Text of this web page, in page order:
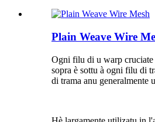
Plain Weave Wire
Ogni filu di u warp cruciate
sopra è sottu à ogni filu di
di trama anu generalmente